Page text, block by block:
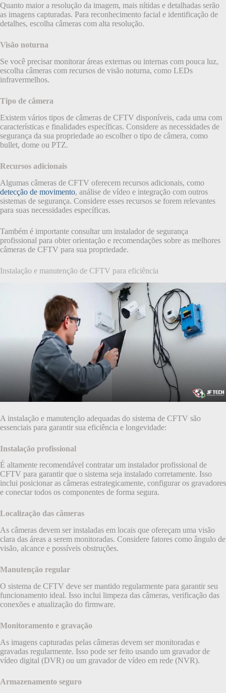
Quanto maior a resolução da imagem, mais nítidas e detalhadas serão
as imagens capturadas. Para reconhecimento facial e identificação de
detalhes, escolha câmeras com alta resolução.
Visão noturna
Se você precisar monitorar áreas externas ou internas com pouca luz,
escolha câmeras com recursos de visão noturna, como LEDs
infravermelhos.
Tipo de câmera
Existem vários tipos de câmeras de CFTV disponíveis, cada uma com
características e finalidades específicas. Considere as necessidades de
segurança da sua propriedade ao escolher o tipo de câmera, como
bullet, dome ou PTZ.
Recursos adicionais
Algumas câmeras de CFTV oferecem recursos adicionais, como
detecção de movimento, análise de vídeo e integração com outros
sistemas de segurança. Considere esses recursos se forem relevantes
para suas necessidades específicas.
Também é importante consultar um instalador de segurança
profissional para obter orientação e recomendações sobre as melhores
câmeras de CFTV para sua propriedade.
Instalação e manutenção de CFTV para eficiência
A instalação e manutenção adequadas do sistema de CFTV são
essenciais para garantir sua eficiência e longevidade:
Instalação profissional
É altamente recomendável contratar um instalador profissional de
CFTV para garantir que o sistema seja instalado corretamente. Isso
inclui posicionar as câmeras estrategicamente, configurar os gravadores
e conectar todos os componentes de forma segura.
Localização das câmeras
As câmeras devem ser instaladas em locais que ofereçam uma visão
clara das áreas a serem monitoradas. Considere fatores como ângulo de
visão, alcance e possíveis obstruções.
Manutenção regular
O sistema de CFTV deve ser mantido regularmente para garantir seu
funcionamento ideal. Isso inclui limpeza das câmeras, verificação das
conexões e atualização do firmware.
Monitoramento e gravação
As imagens capturadas pelas câmeras devem ser monitoradas e
gravadas regularmente. Isso pode ser feito usando um gravador de
vídeo digital (DVR) ou um gravador de vídeo em rede (NVR).
Armazenamento seguro